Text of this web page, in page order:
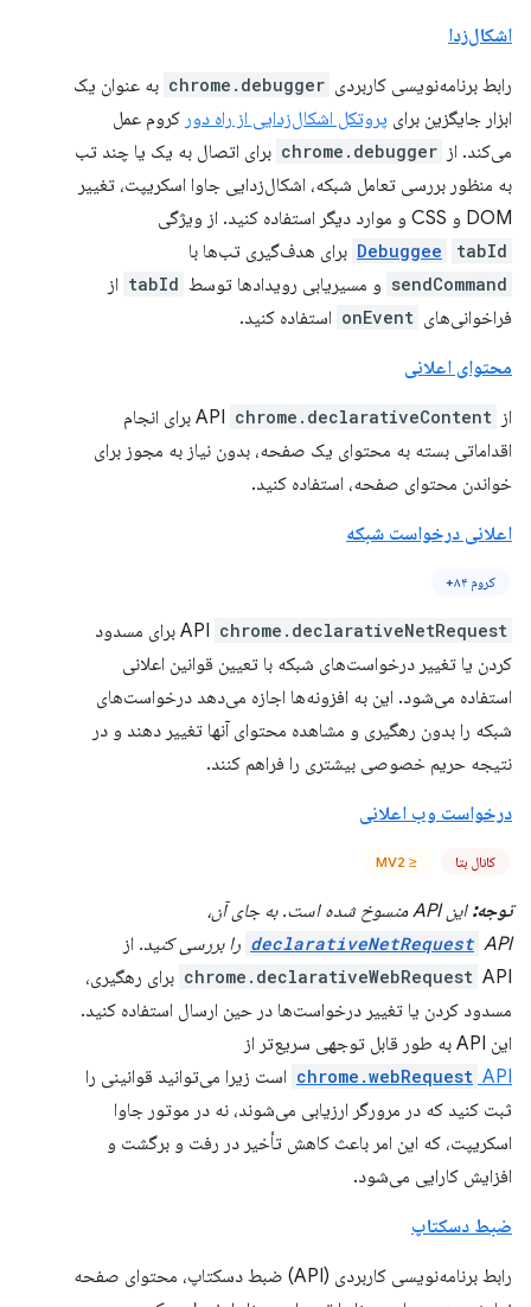
اشکال‌زدا
رابط برنامه‌نویسی کاربردی chrome.debugger به عنوان یک
ابزار جایگزین برای پروتکل اشکال‌زدایی از راه دور کروم عمل
می‌کند. از chrome.debugger برای اتصال به یک یا چند تب
به منظور بررسی تعامل شبکه، اشکال‌زدایی جاوا اسکریپت، تغییر
DOM و CSS و موارد دیگر استفاده کنید. از ویژگی
Debuggee tabId برای هدف‌گیری تب‌ها با
sendCommand و مسیریابی رویدادها توسط tabId از
فراخوانی‌های onEvent استفاده کنید.
محتوای اعلانی
از API chrome.declarativeContent
برای انجام
اقداماتی بسته به محتوای یک صفحه، بدون نیاز به مجوز برای
خواندن محتوای صفحه، استفاده کنید.
اعلانی درخواست شبکه
کروم ۸۴+
API chrome.declarativeNetRequest
برای مسدود
کردن یا تغییر درخواست‌های شبکه با تعیین قوانین اعلانی
استفاده می‌شود. این به افزونه‌ها اجازه می‌دهد درخواست‌های
شبکه را بدون رهگیری و مشاهده محتوای آنها تغییر دهند و در
نتیجه حریم خصوصی بیشتری را فراهم کنند.
درخواست وب اعلانی
کانال بتا ≤ MV2
توجه: این API منسوخ شده است. به جای آن،
declarativeNetRequest API را بررسی کنید. از
chrome.declarativeWebRequest API برای رهگیری،
مسدود کردن یا تغییر درخواست‌ها در حین ارسال استفاده کنید.
این API به طور قابل توجهی سریع‌تر از
chrome.webRequest API
است زیرا می‌توانید قوانینی را
ثبت کنید که در مرورگر ارزیابی می‌شوند، نه در موتور جاوا
اسکریپت، که این امر باعث کاهش تأخیر در رفت و برگشت و
افزایش کارایی می‌شود.
ضبط دسکتاپ
رابط برنامه‌نویسی کاربردی (API) ضبط دسکتاپ، محتوای صفحه